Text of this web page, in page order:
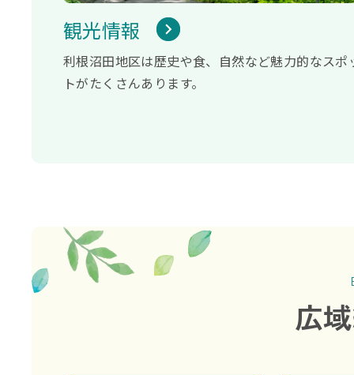
観光情報
利根沼田地区は歴史や食、自然など魅力的なスポ
トがたくさんあります。
広